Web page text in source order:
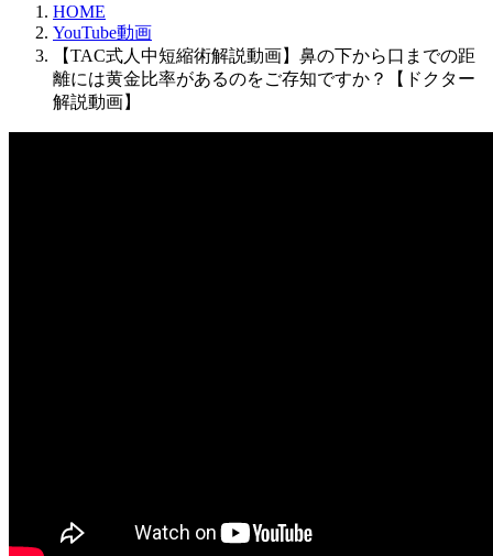
HOME
YouTube動画
【TAC式人中短縮術解説動画】鼻の下から口までの距
離には黄金比率があるのをご存知ですか？【ドクター
解説動画】